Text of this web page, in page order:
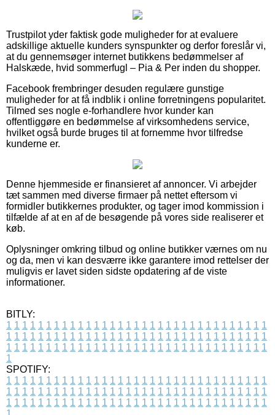
Trustpilot yder faktisk gode muligheder for at evaluere
adskillige aktuelle kunders synspunkter og derfor foreslår vi,
at du gennemsøger internet butikkens bedømmelser af
Halskæde, hvid sommerfugl – Pia & Per inden du shopper.
Facebook frembringer desuden regulære gunstige
muligheder for at få indblik i online forretningens popularitet.
Tilmed ses nogle e-forhandlere hvor kunder kan
offentliggøre en bedømmelse af virksomhedens service,
hvilket også burde bruges til at fornemme hvor tilfredse
kunderne er.
Denne hjemmeside er finansieret af annoncer. Vi arbejder
tæt sammen med diverse firmaer på nettet eftersom vi
formidler butikkernes produkter, og tager imod kommission i
tilfælde af at en af de besøgende på vores side realiserer et
køb.
Oplysninger omkring tilbud og online butikker værnes om nu
og da, men vi kan desværre ikke garantere imod rettelser der
muligvis er lavet siden sidste opdatering af de viste
informationer.
BITLY:
1 1 1 1 1 1 1 1 1 1 1 1 1 1 1 1 1 1 1 1 1 1 1 1 1 1 1 1 1 1 1 1 1
1 1 1 1 1 1 1 1 1 1 1 1 1 1 1 1 1 1 1 1 1 1 1 1 1 1 1 1 1 1 1 1 1
1 1 1 1 1 1 1 1 1 1 1 1 1 1 1 1 1 1 1 1 1 1 1 1 1 1 1 1 1 1 1 1 1
1
SPOTIFY:
1 1 1 1 1 1 1 1 1 1 1 1 1 1 1 1 1 1 1 1 1 1 1 1 1 1 1 1 1 1 1 1 1
1 1 1 1 1 1 1 1 1 1 1 1 1 1 1 1 1 1 1 1 1 1 1 1 1 1 1 1 1 1 1 1 1
1 1 1 1 1 1 1 1 1 1 1 1 1 1 1 1 1 1 1 1 1 1 1 1 1 1 1 1 1 1 1 1 1